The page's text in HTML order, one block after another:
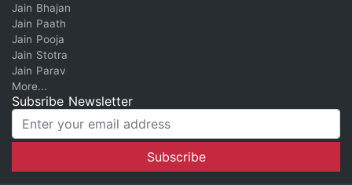
Jain Bhajan
Jain Paath
Jain Pooja
Jain Stotra
Jain Parav
More...
Subsribe Newsletter